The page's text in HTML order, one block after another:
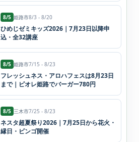
8/5 姫路市8/3 - 8/20
ひめじゼミキッズ2026｜7月23日以降申
込・全32講座
8/5 姫路市7/15 - 8/23
フレッシュネス・アロハフェスは8月23日
まで｜ピオレ姫路でバーガー780円
8/5 三木市7/25 - 8/23
ネスタ超夏祭り2026｜7月25日から花火・
縁日・ビンゴ開催